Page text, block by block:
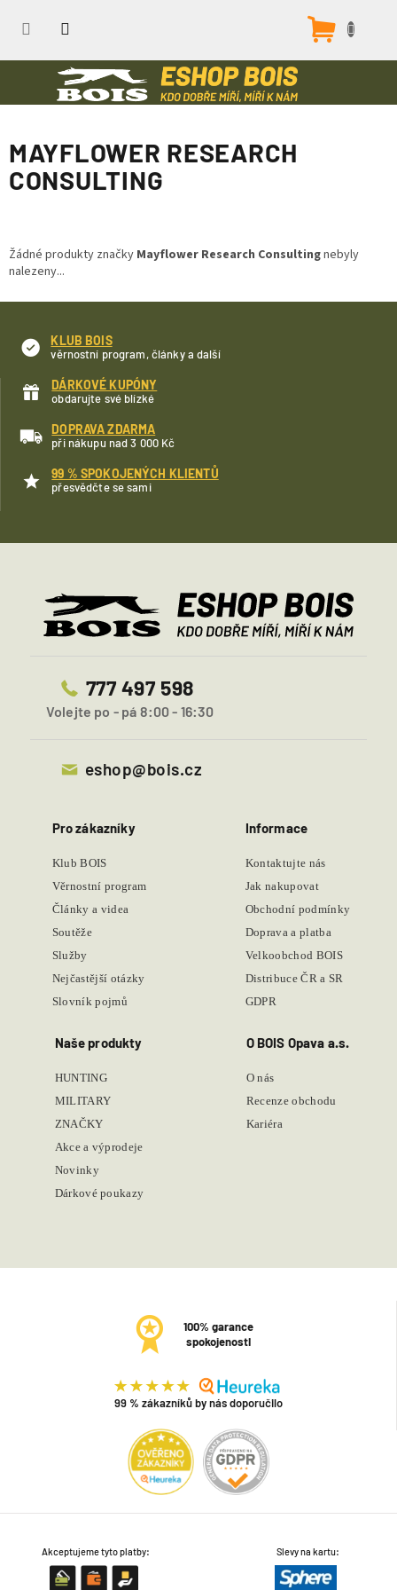
MAYFLOWER RESEARCH
CONSULTING
Žádné produkty značky Mayflower Research Consultingnebyly
nalezeny...
KLUB BOIS
věrnostní program, články a další
DÁRKOVÉ KUPÓNY
obdarujte své blízké
DOPRAVA ZDARMA
při nákupu nad 3 000 Kč
99 % SPOKOJENÝCH KLIENTŮ
přesvědčte se sami
777 497 598
Volejte po - pá 8:00 - 16:30
eshop@bois.cz
Pro zákazníky
Klub BOIS
Věrnostní program
Články a videa
Soutěže
Služby
Nejčastější otázky
Slovník pojmů
Informace
Kontaktujte nás
Jak nakupovat
Obchodní podmínky
Doprava a platba
Velkoobchod BOIS
Distribuce ČR a SR
GDPR
Naše produkty
HUNTING
MILITARY
ZNAČKY
Akce a výprodeje
Novinky
Dárkové poukazy
O BOIS Opava a.s.
O nás
Recenze obchodu
Kariéra
100% garance
spokojenosti
99 % zákazníků by nás doporučilo
Akceptujeme tyto platby: Slevy na kartu: